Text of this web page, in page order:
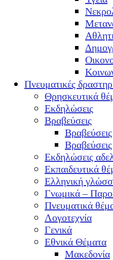
Πνευματικές
Θρησκευτικά
Εκδηλώσεις
Βραβεύσεις
Εκδηλώσεις
Εκπαιδευτικά
Ελληνική
Γνωμικά –
Πνευματικά
Λογοτεχνία
Γενικά
Εθνικά Θέματα
Μακεδονία